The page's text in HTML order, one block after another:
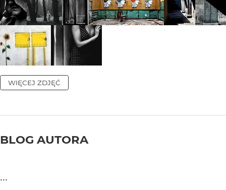
WIĘCEJ ZDJĘĆ
BLOG AUTORA
...